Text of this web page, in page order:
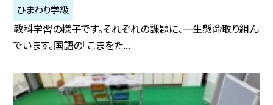
ひまわり学級
教科学習の様子です。それぞれの課題に、一生懸命取り組ん
でいます。国語の『こまをた...